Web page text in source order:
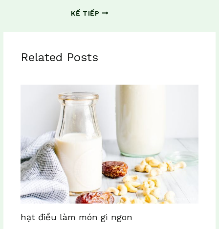
KẾ TIẾP
Related Posts
hạt điều làm món gì ngon